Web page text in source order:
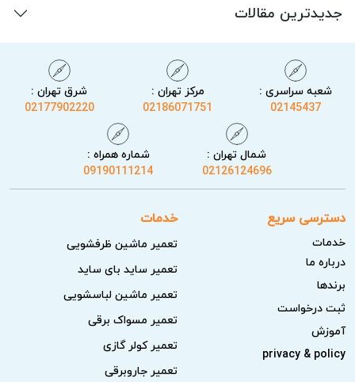
جدیدترین مقالات
شعبه سراسری :
02145437
مرکز تهران :
02186071751
شرق تهران :
02177902220
شمال تهران :
02126124696
شماره همراه :
09190111214
دسترسی سریع
خدمات
درباره ما
برندها
ثبت درخواست
آموزش
privacy & policy
خدمات
تعمیر ماشین ظرفشویی
تعمیر ساید بای ساید
تعمیر ماشین لباسشویی
تعمیر مسواک برقی
تعمیر کولر گازی
تعمیر جاروبرقی